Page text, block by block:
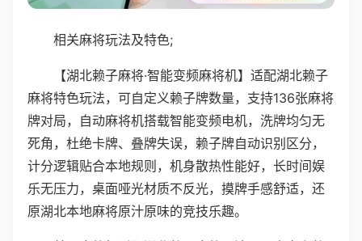
相关麻将玩法及特色;
【湖北赖子麻将·智能变频麻将机】适配湖北赖子
麻将特色玩法，可自定义赖子牌数量，支持136张麻将
牌对局，自动麻将机搭载智能变频电机，洗牌均匀无
死角，杜绝卡牌、叠牌失误，赖子牌自动识别区分，
计分逻辑贴合本地规则，机身散热性能好，长时间娱
乐无压力，桌面哑光材质不反光，摸牌手感舒适，还
原湖北本地麻将原汁原味的竞技乐趣。